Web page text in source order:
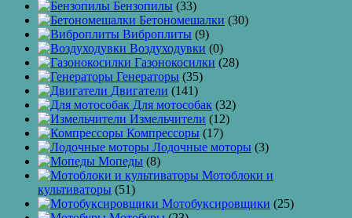
Бензопилы (33)
Бетономешалки (30)
Виброплиты (9)
Воздуходувки (0)
Газонокосилки (28)
Генераторы (35)
Двигатели (141)
Для мотособак (32)
Измельчители (12)
Компрессоры (17)
Лодочные моторы (3)
Мопеды (8)
Мотоблоки и
культиваторы (51)
Мотобуксировщики (25)